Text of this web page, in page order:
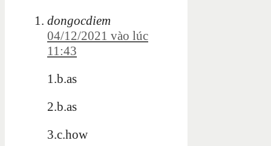
dongocdiem
04/12/2021 vào lúc
11:43
1.b.as
2.b.as
3.c.how